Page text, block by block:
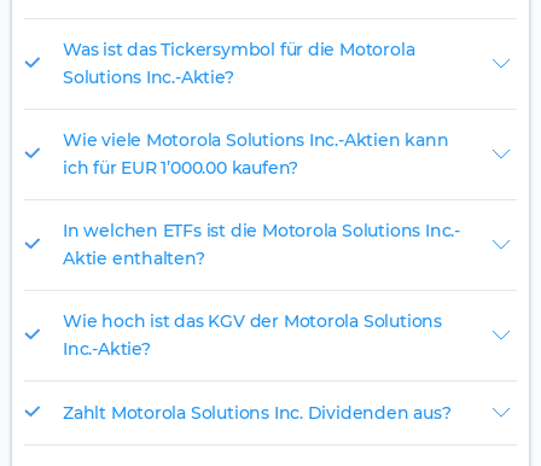
Was ist das Tickersymbol für die Motorola
Solutions Inc.-Aktie?
Wie viele Motorola Solutions Inc.-Aktien kann
ich für EUR 1’000.00 kaufen?
In welchen ETFs ist die Motorola Solutions Inc.-
Aktie enthalten?
Wie hoch ist das KGV der Motorola Solutions
Inc.-Aktie?
Zahlt Motorola Solutions Inc. Dividenden aus?